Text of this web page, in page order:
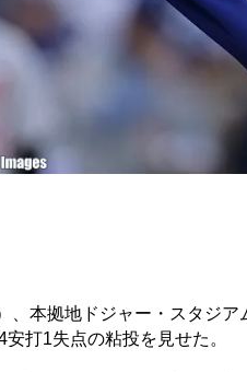
本拠地ドジャー・スタジア
打1失点の粘投を見せた。